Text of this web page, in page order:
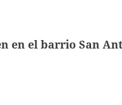
en el barrio San